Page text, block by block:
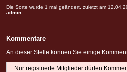
Die Sorte wurde 1 mal geändert, zuletzt am
admin
Kommentare
An dieser Stelle können Sie einige
Nur registrierte Mitglieder dürfen